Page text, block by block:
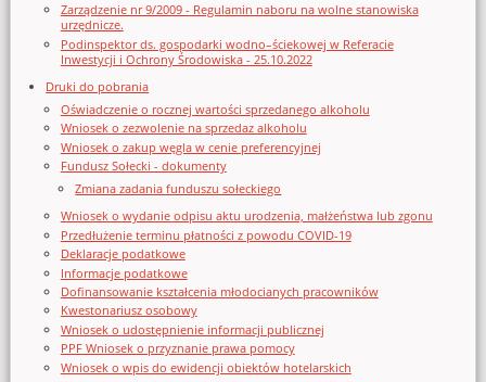
Zarządzenie nr 9/2009 - Regulamin naboru na wolne stanowiska
urzędnicze.
Podinspektor ds. gospodarki wodno–ściekowej w Referacie
Inwestycji i Ochrony Środowiska - 25.10.2022
Druki do pobrania
Oświadczenie o rocznej wartości sprzedanego alkoholu
Wniosek o zezwolenie na sprzedaz alkoholu
Wniosek o zakup węgla w cenie preferencyjnej
Fundusz Sołecki - dokumenty
Zmiana zadania funduszu sołeckiego
Wniosek o wydanie odpisu aktu urodzenia, małżeństwa lub zgonu
Przedłużenie terminu płatności z powodu COVID-19
Deklaracje podatkowe
Informacje podatkowe
Dofinansowanie kształcenia młodocianych pracowników
Kwestonariusz osobowy
Wniosek o udostępnienie informacji publicznej
PPF Wniosek o przyznanie prawa pomocy
Wniosek o wpis do ewidencji obiektów hotelarskich